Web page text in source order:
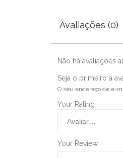
Avaliações (0)
Não há avaliações
Seja o primeiro a
O seu endereço de e-
Your Rating
Your Review